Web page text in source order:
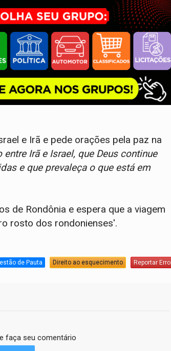
e Irã e pede orações pela paz na
Irã e Israel, que Deus continue
e que prevaleça o que está em
de Rondônia e espera que a viagem
rosto dos rondonienses'.
de Pauta Direito ao esquecimento Reportar Erro
faça seu comentário